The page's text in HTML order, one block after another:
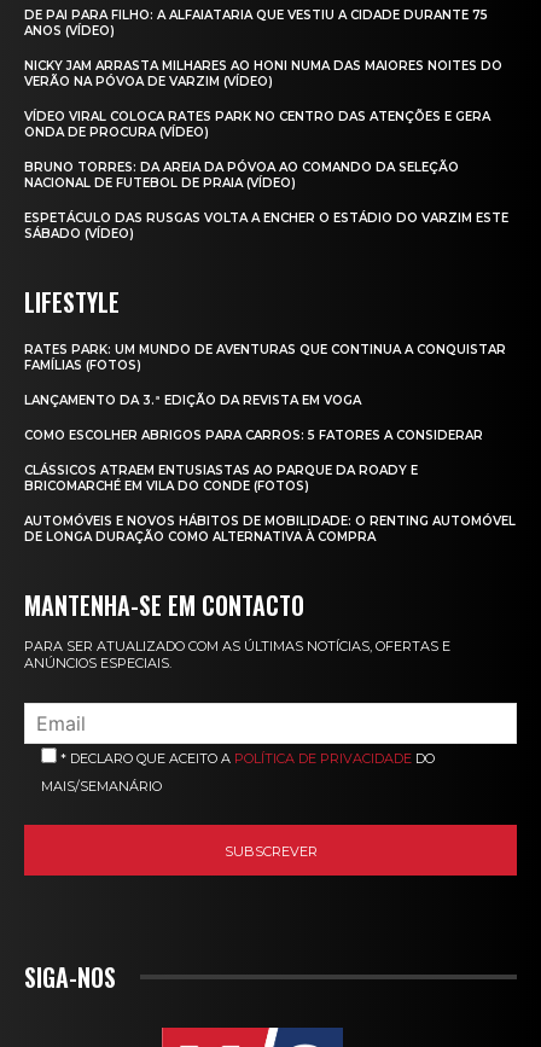
DE PAI PARA FILHO: A ALFAIATARIA QUE VESTIU A CIDADE DURANTE 75
ANOS (VÍDEO)
NICKY JAM ARRASTA MILHARES AO HONI NUMA DAS MAIORES NOITES DO
VERÃO NA PÓVOA DE VARZIM (VÍDEO)
VÍDEO VIRAL COLOCA RATES PARK NO CENTRO DAS ATENÇÕES E GERA
ONDA DE PROCURA (VÍDEO)
BRUNO TORRES: DA AREIA DA PÓVOA AO COMANDO DA SELEÇÃO
NACIONAL DE FUTEBOL DE PRAIA (VÍDEO)
ESPETÁCULO DAS RUSGAS VOLTA A ENCHER O ESTÁDIO DO VARZIM ESTE
SÁBADO (VÍDEO)
LIFESTYLE
RATES PARK: UM MUNDO DE AVENTURAS QUE CONTINUA A CONQUISTAR
FAMÍLIAS (FOTOS)
LANÇAMENTO DA 3.ª EDIÇÃO DA REVISTA EM VOGA
COMO ESCOLHER ABRIGOS PARA CARROS: 5 FATORES A CONSIDERAR
CLÁSSICOS ATRAEM ENTUSIASTAS AO PARQUE DA ROADY E
BRICOMARCHÉ EM VILA DO CONDE (FOTOS)
AUTOMÓVEIS E NOVOS HÁBITOS DE MOBILIDADE: O RENTING AUTOMÓVEL
DE LONGA DURAÇÃO COMO ALTERNATIVA À COMPRA
MANTENHA-SE EM CONTACTO
PARA SER ATUALIZADO COM AS ÚLTIMAS NOTÍCIAS, OFERTAS E
ANÚNCIOS ESPECIAIS.
* DECLARO QUE ACEITO A POLÍTICA DE PRIVACIDADE DO
MAIS/SEMANÁRIO
SIGA-NOS